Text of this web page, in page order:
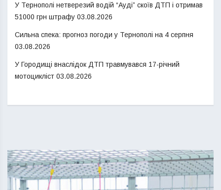
У Тернополі нетверезий водій “Ауді” скоїв ДТП і отримав
51000 грн штрафу 03.08.2026
Сильна спека: прогноз погоди у Тернополі на 4 серпня
03.08.2026
У Городищі внаслідок ДТП травмувався 17-річний
мотоцикліст 03.08.2026